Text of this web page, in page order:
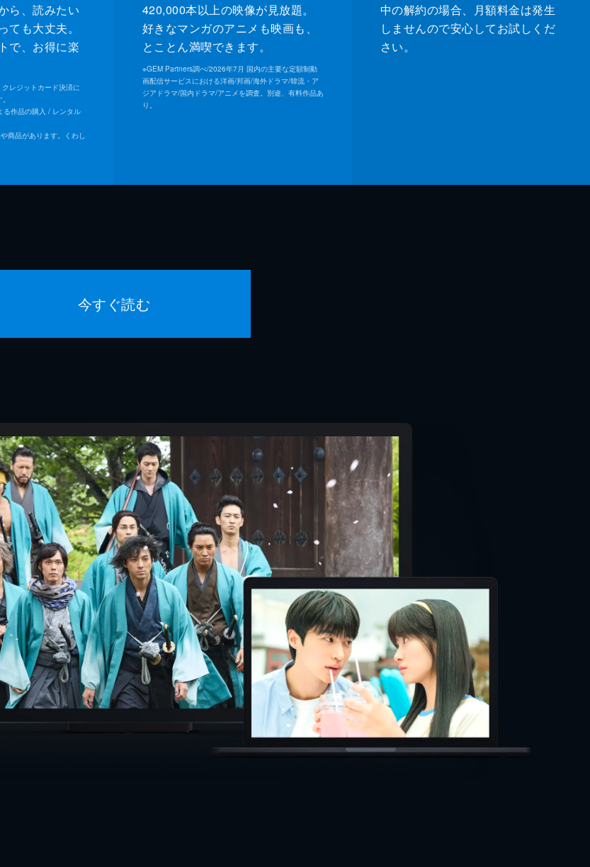
ら、読みたい
ても大丈夫。
で、お得に楽
レジットカード決済に
る作品の購入 / レンタル
商品があります。くわし
420,000本以上の映像が見放題。
好きなマンガのアニメも映画も、
とことん満喫できます。
※GEM Partners調べ/2026年7⽉ 国内の主要な定額制動
画配信サービスにおける洋画/邦画/海外ドラマ/韓流・ア
ジアドラマ/国内ドラマ/アニメを調査。別途、有料作品あ
り。
中の解約の場合、月額料金は発生
しませんので安心してお試しくだ
さい。
今すぐ読む